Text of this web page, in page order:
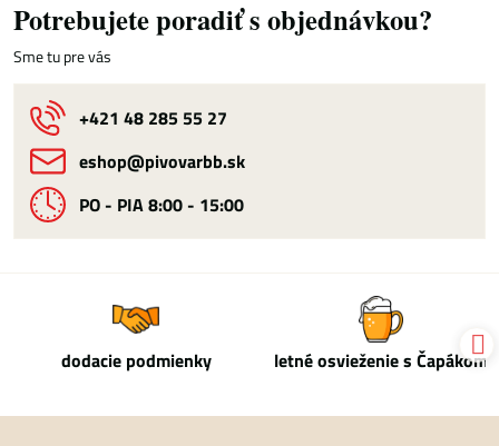
Potrebujete poradiť s objednávkou?
Sme tu pre vás
+421 48 285 55 27
eshop​@pivovarbb​.sk
PO - PIA 8:00 - 15:00
dodacie podmienky letné osvieženie s Čapákom